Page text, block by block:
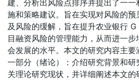
建、分析出风险点排序并提出了一
施和策略建议。旨在实现对风险的预
及风险的缓解，旨在提升农业银行
目融资风险的管理能力，从而进一
会发展的水平。本文的研究内容主
一部分（绪论）：介绍研究背景和
关理论研究现状，并详细阐述本文的